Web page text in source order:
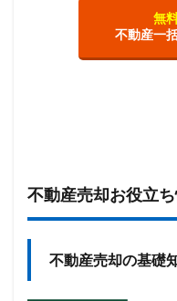
無
不動産一
不動産売却お役立
不動産売却の基礎